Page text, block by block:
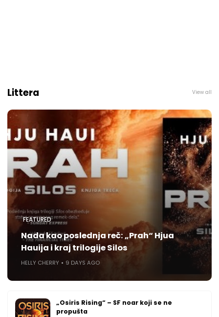
Littera View all
FEATURED
Nada kao poslednja reč: „Prah“ Hjua
Hauija i kraj trilogije Silos
HELLY CHERRY 9 DAYS AGO
„Osiris Rising“ – SF noar koji se ne
propušta